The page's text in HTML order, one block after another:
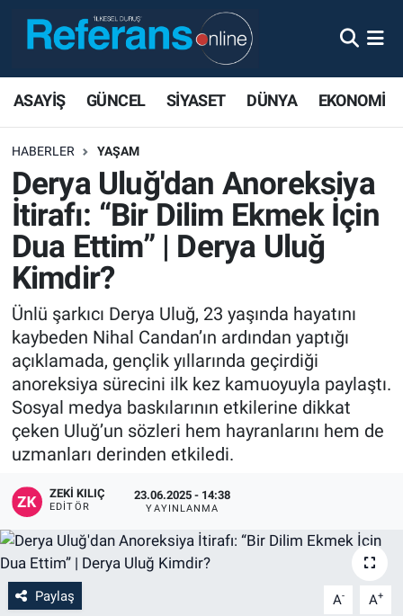
ASAYİŞ GÜNCEL SİYASET DÜNYA EKONOMİ
HABERLER YAŞAM
Derya Uluğ'dan Anoreksiya
İtirafı: “Bir Dilim Ekmek İçin
Dua Ettim” | Derya Uluğ
Kimdir?
Ünlü şarkıcı Derya Uluğ, 23 yaşında hayatını
kaybeden Nihal Candan’ın ardından yaptığı
açıklamada, gençlik yıllarında geçirdiği
anoreksiya sürecini ilk kez kamuoyuyla paylaştı.
Sosyal medya baskılarının etkilerine dikkat
çeken Uluğ’un sözleri hem hayranlarını hem de
uzmanları derinden etkiledi.
ZEKI KILIÇ
EDITÖR
23.06.2025 - 14:38
YAYINLANMA
Paylaş A- A+